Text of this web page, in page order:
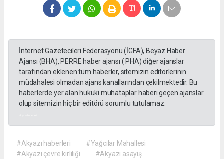
İnternet Gazetecileri Federasyonu (İGFA), Beyaz Haber
Ajansı (BHA), PERRE haber ajansı ( PHA) diğer ajanslar
tarafından eklenen tüm haberler, sitemizin editörlerinin
müdahalesi olmadan ajans kanallarından çekilmektedir. Bu
haberlerde yer alan hukuki muhataplar haberi geçen ajanslar
olup sitemizin hiç bir editörü sorumlu tutulamaz.
#Akyazı haberleri
#Yağcılar Mahallesi
#Akyazı çevre kirliliği
#Akyazı asayiş